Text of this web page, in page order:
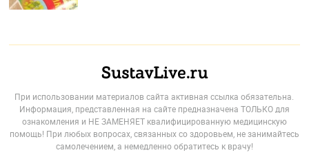
При использовании материалов сайта активная ссылка обязательна.
Информация, представленная на сайте предназначена ТОЛЬКО для
ознакомления и НЕ ЗАМЕНЯЕТ квалифицированную медицинскую
помощь! При любых вопросах, связанных со здоровьем, не занимайтесь
самолечением, а немедленно обратитесь к врачу!